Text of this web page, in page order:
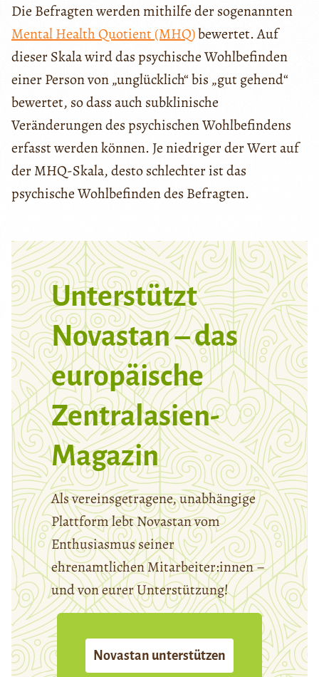
Die Befragten werden mithilfe der sogenannten
Mental Health Quotient (MHQ)bewertet. Auf
dieser Skala wird das psychische Wohlbefinden
einer Person von „unglücklich“ bis „gut gehend“
bewertet, so dass auch subklinische
Veränderungen des psychischen Wohlbefindens
erfasst werden können. Je niedriger der Wert auf
der MHQ-Skala, desto schlechter ist das
psychische Wohlbefinden des Befragten.
Unterstützt
Novastan – das
europäische
Zentralasien-
Magazin
Als vereinsgetragene, unabhängige
Plattform lebt Novastan vom
Enthusiasmus seiner
ehrenamtlichen Mitarbeiter:innen –
und von eurer Unterstützung!
Novastan unterstützen